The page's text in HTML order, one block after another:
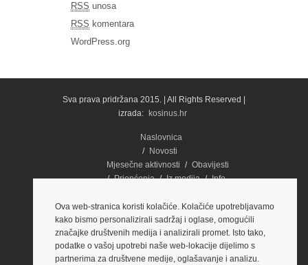
Ova web-stranica koristi kolačiće. Kolačiće upotrebljavamo
kako bismo personalizirali sadržaj i oglase, omogućili
značajke društvenih medija i analizirali promet. Isto tako,
podatke o vašoj upotrebi naše web-lokacije dijelimo s
partnerima za društvene medije, oglašavanje i analizu.
RSS unosa
RSS komentara
WordPress.org
Sva prava pridržana 2015. | All Rights Reserved |
izrada:
kosinus.hr
Naslovnica
Novosti
Mjesečne aktivnosti
Obavijesti
Priopćenja
Iz medija
Info
O nama
Kontakti i lokacije
Edukacija
PREGLED PRAKSE SUDA EU
Prezentacije
Brošure Video